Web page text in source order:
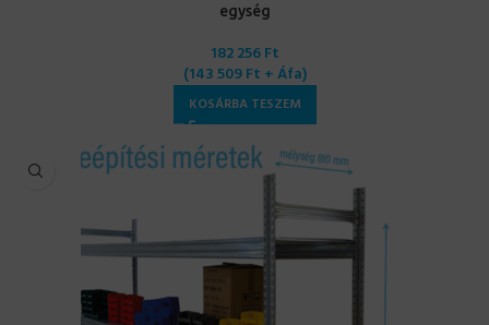
egység
182 256Ft
(143 509Ft + Áfa)
KOSÁRBA TESZEM